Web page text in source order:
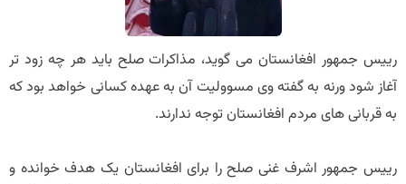
رییس جمهور افغانستان می گوید، مذاکرات صلح باید هر چه زود تر
آغاز شود ورنه به گفته وی مسوولیت آن به عهده کسانی خواهد بود که
به قربانی های مردم افغانستان توجه ندارند.
رییس جمهور اشرف غنی صلح را برای افغانستان یک هدف خوانده و